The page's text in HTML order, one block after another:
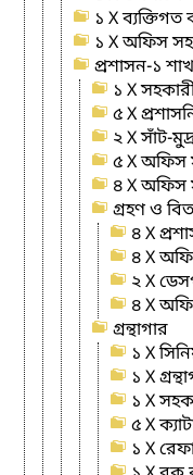
১ X ব্যক্তিগত
১ X অফিস
প্রশাসন-১
১ X
৫ X
২ X সাঁট-
৫ X অফিস
৪ X অফিস
গ্রহণ ও
৪ X
৪ X
২ X
৪ X
গ্রন্থাগার
১ X
১ X
১ X
৫ X
১ X